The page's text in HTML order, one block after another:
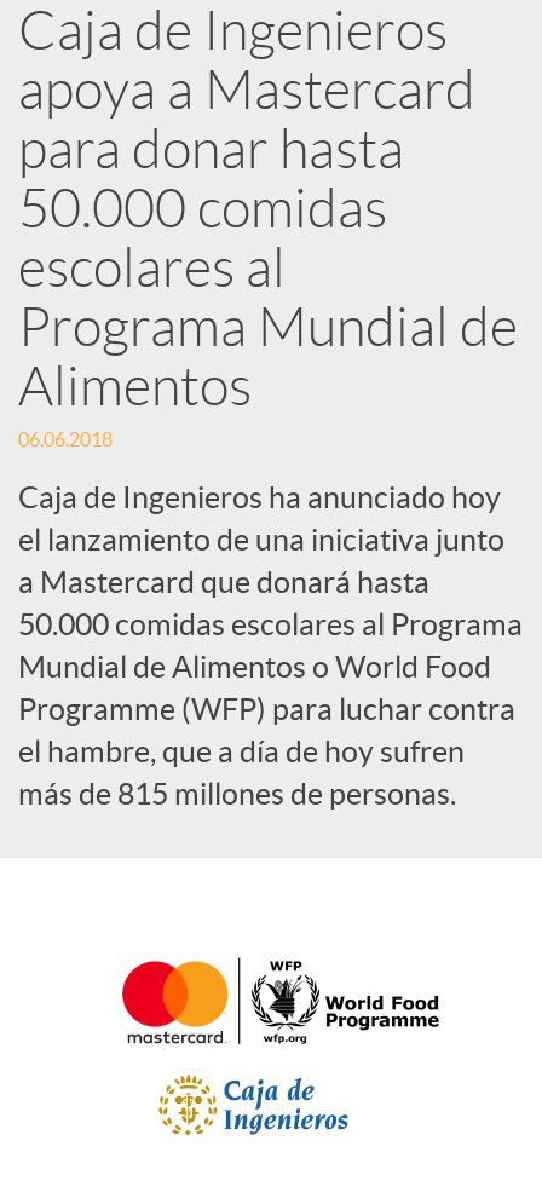
e
d
e
s
S
o
c
i
a
l
Caja de Ingenieros
apoya a Mastercard
para donar hasta
50.000 comidas
escolares al
Programa Mundial de
Alimentos
06.06.2018
Caja de Ingenieros ha anunciado hoy
el lanzamiento de una iniciativa junto
a Mastercard que donará hasta
50.000 comidas escolares al Programa
Mundial de Alimentos o World Food
Programme (WFP) para luchar contra
el hambre, que a día de hoy sufren
más de 815 millones de personas.